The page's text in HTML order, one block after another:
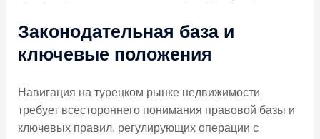
Законодательная база и
ключевые положения
Навигация на турецком рынке недвижимости
требует всестороннего понимания правовой базы и
ключевых правил, регулирующих операции с